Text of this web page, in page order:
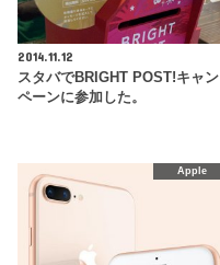
2014.11.12
スタバでBRIGHT POST!キャン
ペーンに参加した。
Apple